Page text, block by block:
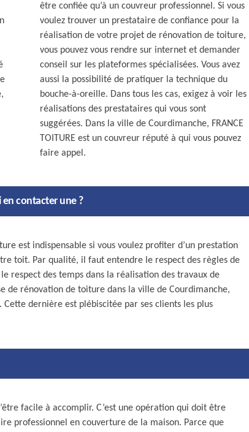
être confiée qu’à un couvreur professionnel. Si vous
voulez trouver un prestataire de confiance pour la
réalisation de votre projet de rénovation de toiture,
vous pouvez vous rendre sur internet et demander
conseil sur les plateformes spécialisées. Vous avez
aussi la possibilité de pratiquer la technique du
bouche-à-oreille. Dans tous les cas, exigez à voir les
réalisations des prestataires qui vous sont
suggérées. Dans la ville de Courdimanche, FRANCE
TOITURE est un couvreur réputé à qui vous pouvez
faire appel.
contacter une ?
est indispensable si vous voulez profiter d’un prestation
toit. Par qualité, il faut entendre le respect des règles de
respect des temps dans la réalisation des travaux de
de rénovation de toiture dans la ville de Courdimanche,
Cette dernière est plébiscitée par ses clients les plus
facile à accomplir. C’est une opération qui doit être
professionnel en couverture de la maison. Parce que